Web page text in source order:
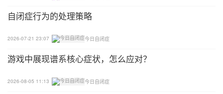
在日常的家庭生活中，你无论给他什么东西，首先要
你在日常生活的各个环节中(起床、穿衣、洗脸、吃
饭)，要一边帮助孩子，一边要求孩子注意正在进行
的活动，而不能让孩子像个小木头人一样任凭你伺候
自闭症行为的处理策略
2026-07-21 23:07 今日自闭症
游戏中展现谱系核心症状，怎么应对？
2026-08-05 11:13 今日自闭症